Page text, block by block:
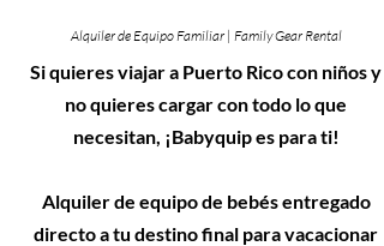
Alquiler de Equipo Familiar | Family Gear Rental
Si quieres viajar a Puerto Rico con niños y
no quieres cargar con todo lo que
necesitan, ¡Babyquip es para ti!
Alquiler de equipo de bebés entregado
directo a tu destino final para vacacionar